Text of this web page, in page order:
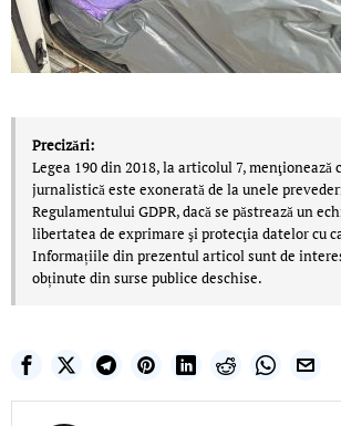
Precizări:
Legea 190 din 2018, la articolul 7, menţionează
jurnalistică este exonerată de la unele
Regulamentului GDPR, dacă se păstrează un
libertatea de exprimare şi protecţia datelor cu
Informațiile din prezentul articol sunt de
obținute din surse publice deschise.